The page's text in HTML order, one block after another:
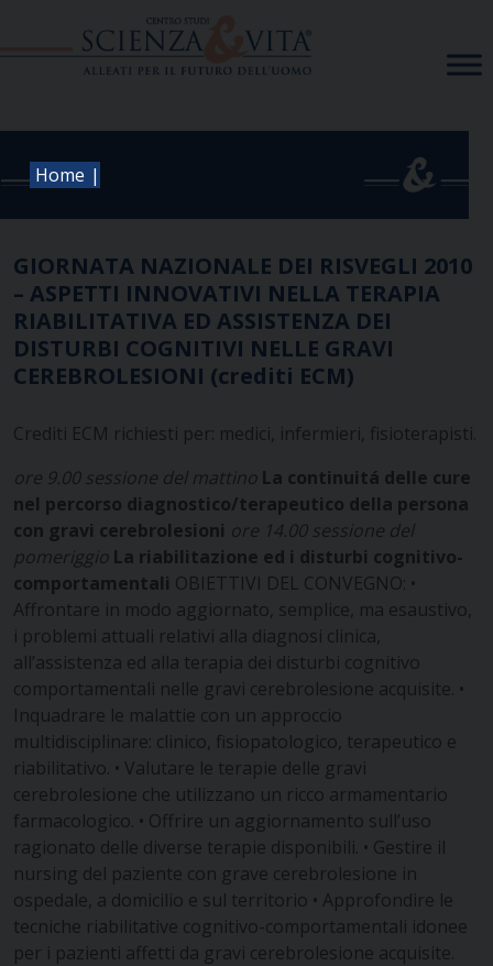
Home |
GIORNATA NAZIONALE DEI RISVEGLI 2010
– ASPETTI INNOVATIVI NELLA TERAPIA
RIABILITATIVA ED ASSISTENZA DEI
DISTURBI COGNITIVI NELLE GRAVI
CEREBROLESIONI (crediti ECM)
Crediti ECM richiesti per: medici, infermieri, fisioterapisti.
ore 9.00 sessione del mattino La continuitá delle cure
nel percorso diagnostico/terapeutico della persona
con gravi cerebrolesioni ore 14.00 sessione del
pomeriggio La riabilitazione ed i disturbi cognitivo-
comportamentali OBIETTIVI DEL CONVEGNO: •
Affrontare in modo aggiornato, semplice, ma esaustivo,
i problemi attuali relativi alla diagnosi clinica,
all’assistenza ed alla terapia dei disturbi cognitivo
comportamentali nelle gravi cerebrolesione acquisite. •
Inquadrare le malattie con un approccio
multidisciplinare: clinico, fisiopatologico, terapeutico e
riabilitativo. • Valutare le terapie delle gravi
cerebrolesione che utilizzano un ricco armamentario
farmacologico. • Offrire un aggiornamento sull’uso
ragionato delle diverse terapie disponibili. • Gestire il
nursing del paziente con grave cerebrolesione in
ospedale, a domicilio e sul territorio • Approfondire le
tecniche riabilitative cognitivo-comportamentali idonee
per i pazienti affetti da gravi cerebrolesione acquisite.